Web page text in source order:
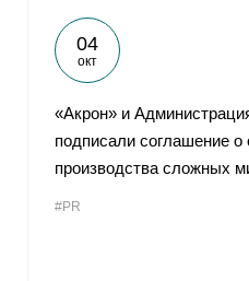
04
окт
«Акрон» и
подписали соглашение о
производства сложных
#PR